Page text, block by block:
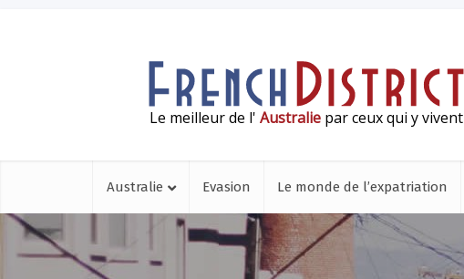
Le meilleur de l'Australie par ceux qui y vivent
Australie Evasion Le monde de l’expatriation